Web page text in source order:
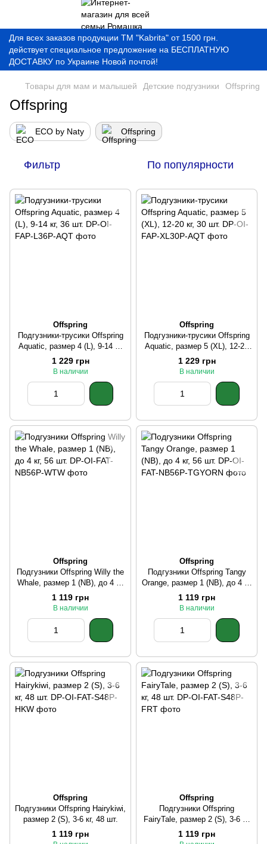
Для всех заказов продукции ТМ "Kabrita" от 1500 грн.
действует специальное предложение на БЕСПЛАТНУЮ
ДОСТАВКУ по Украине Новой почтой!
Товары для мам и малышей Детские подгузники Offspring
Offspring
ECO by Naty Offspring
Фильтр По популярности
Offspring
Подгузники-трусики Offspring
Aquatic, размер 4 (L), 9-14 кг,
36 шт.
1 229 грн
В наличии
Offspring
Подгузники-трусики Offspring
Aquatic, размер 5 (XL), 12-20
кг, 30 шт.
1 229 грн
В наличии
Offspring
Подгузники Offspring Willy the
Whale, размер 1 (NB), до 4 кг,
56 шт.
1 119 грн
В наличии
Offspring
Подгузники Offspring Tangy
Orange, размер 1 (NB), до 4 кг,
56 шт.
1 119 грн
В наличии
Offspring
Подгузники Offspring Hairykiwi,
размер 2 (S), 3-6 кг, 48 шт.
1 119 грн
Offspring
Подгузники Offspring
FairyTale, размер 2 (S), 3-6 кг,
48 шт.
1 119 грн